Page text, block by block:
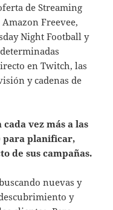
de Streaming
Freevee,
Night Football y
en Twitch, las
y cadenas de
vez más a las
para planificar,
de sus campañas.
nuevas y
y